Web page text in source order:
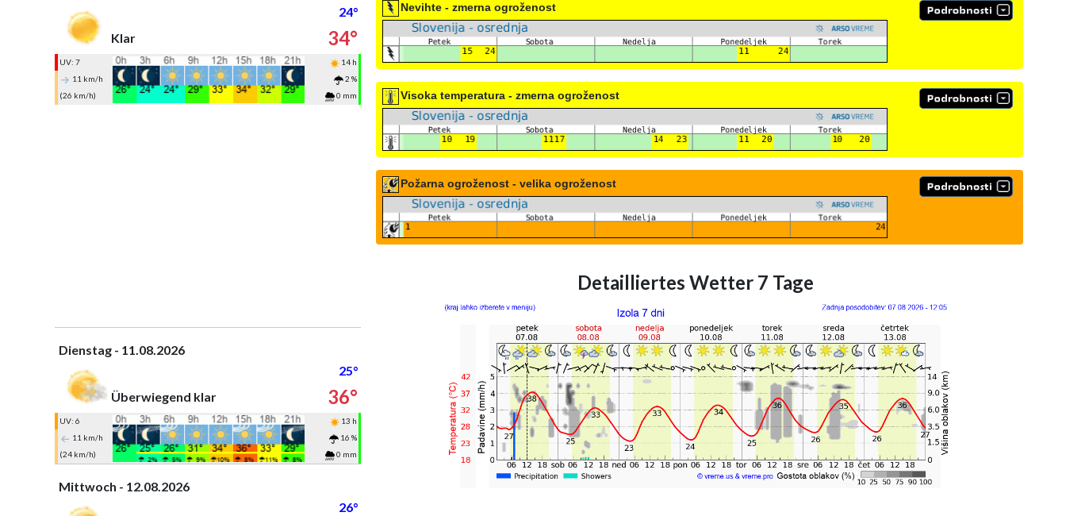
24°
Klar
34°
UV: 7
14 h
11 km/h
2 %
(26 km/h)
0 mm
Dienstag - 11.08.2026
25°
Überwiegend klar
36°
UV: 6
13 h
11 km/h
16 %
(24 km/h)
0 mm
Mittwoch - 12.08.2026
26°
Nevihte - zmerna ogroženost
Visoka temperatura - zmerna ogroženost
Požarna ogroženost - velika ogroženost
Detailliertes Wetter 7 Tage